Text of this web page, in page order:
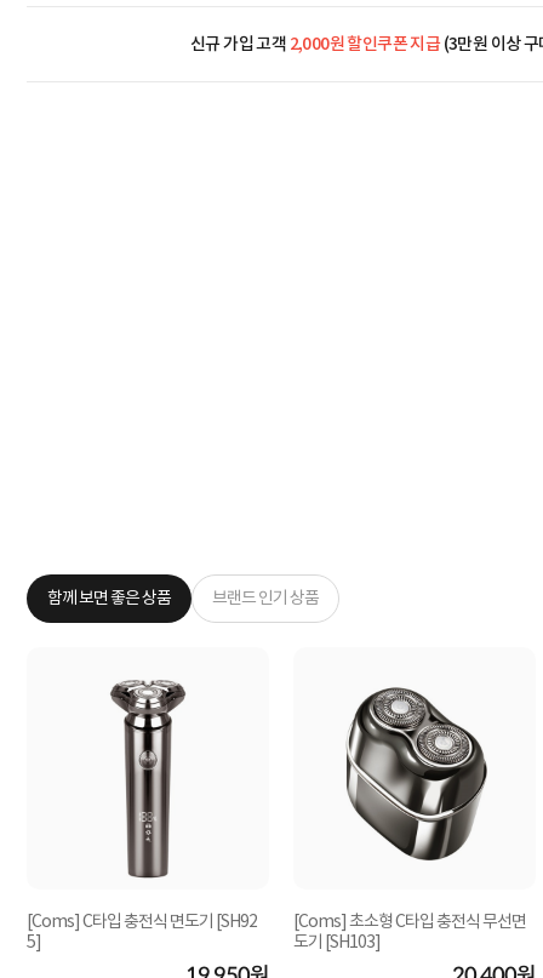
신규 가입 고객 2,000원 할인쿠폰 지급(3만원 이상 구
함께 보면 좋은 상품 브랜드 인기 상품
[Coms] C타입 충전식 면도기 [SH92
5]
[Coms] 초소형 C타입 충전식 무선면
도기 [SH103]